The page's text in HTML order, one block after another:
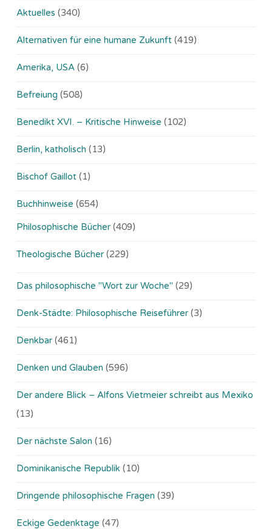
Aktuelles (340)
Alternativen für eine humane Zukunft (419)
Amerika, USA (6)
Befreiung (508)
Benedikt XVI. – Kritische Hinweise (102)
Berlin, katholisch (13)
Bischof Gaillot (1)
Buchhinweise (654)
Philosophische Bücher (409)
Theologische Bücher (229)
Das philosophische "Wort zur Woche" (29)
Denk-Städte: Philosophische Reiseführer (3)
Denkbar (461)
Denken und Glauben (596)
Der andere Blick – Alfons Vietmeier schreibt aus Mexiko
(13)
Der nächste Salon (16)
Dominikanische Republik (10)
Dringende philosophische Fragen (39)
Eckige Gedenktage (47)